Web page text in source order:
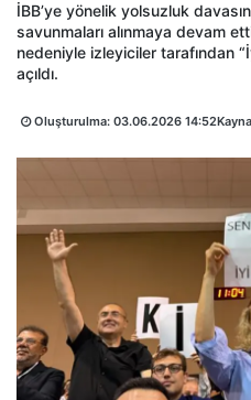
İBB’ye yönelik yolsuzluk
savunmaları alınmaya devam
nedeniyle izleyiciler tarafından
açıldı.
Oluşturulma: 03.06.2026 14:52